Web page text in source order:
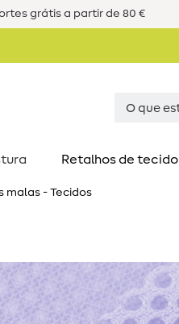
grátis a partir de 80 €
Retalhos de tecido
malas - Tecidos